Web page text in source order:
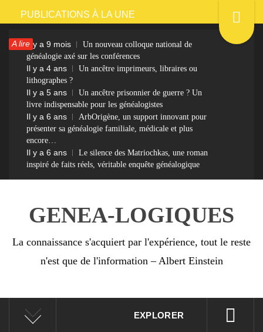
Passer
contenu
PUBLICATIONS À LA UNE
A lireIl y a 9 mois
Un nouveau colloque national de
généalogie axé sur les conférences
Il y a 4 ans
Un ancêtre imprimeurs, libraires ou
lithographes ?
Il y a 5 ans
Un ancêtre prisonnier de guerre ? Un
livre indispensable pour les généalogistes
Il y a 6 ans
ArbOrigène, un support innovant pour
présenter sa généalogie familiale, médicale et plus
encore…
Il y a 6 ans
Le silence des Matriochkas, une roman
inspiré de faits réels, véritable enquête généalogique
GENEA-LOGIQUES
La connaissance s'acquiert par l'expérience, tout le reste
n'est que de l'information – Albert Einstein
EXPLORER